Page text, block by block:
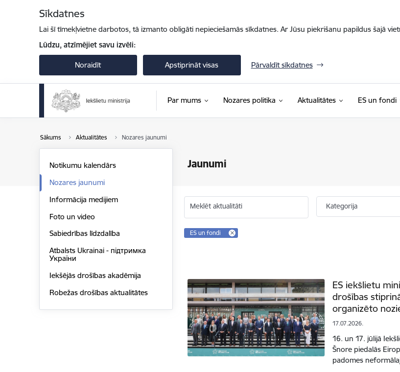
Sīkdatnes
Lai šī tīmekļvietne darbotos, tā izmanto obligāti nepieciešamās sīkdatnes. Ar Jūsu piekrišanu papildus šajā
Lūdzu, atzīmējiet savu izvēli:
Noraidīt Apstiprināt visas Pārvaldīt sīkdatnes
Par mums Nozares politika Aktualitātes ES un fondi
Sākums Aktualitātes Nozares jaunumi
Jaunumi
Notikumu kalendārs
Nozares jaunumi
Informācija medijiem
Foto un video
Sabiedrības līdzdalība
Atbalsts Ukrainai - підтримка
України
Iekšējās drošības akadēmija
Robežas drošības aktualitātes
Meklēt aktualitāti Kategorija
ES un fondi
ES iekšlietu
drošības
organizēto
17.07.2026.
16. un 17. jūlijā
Šnore piedalās
padomes